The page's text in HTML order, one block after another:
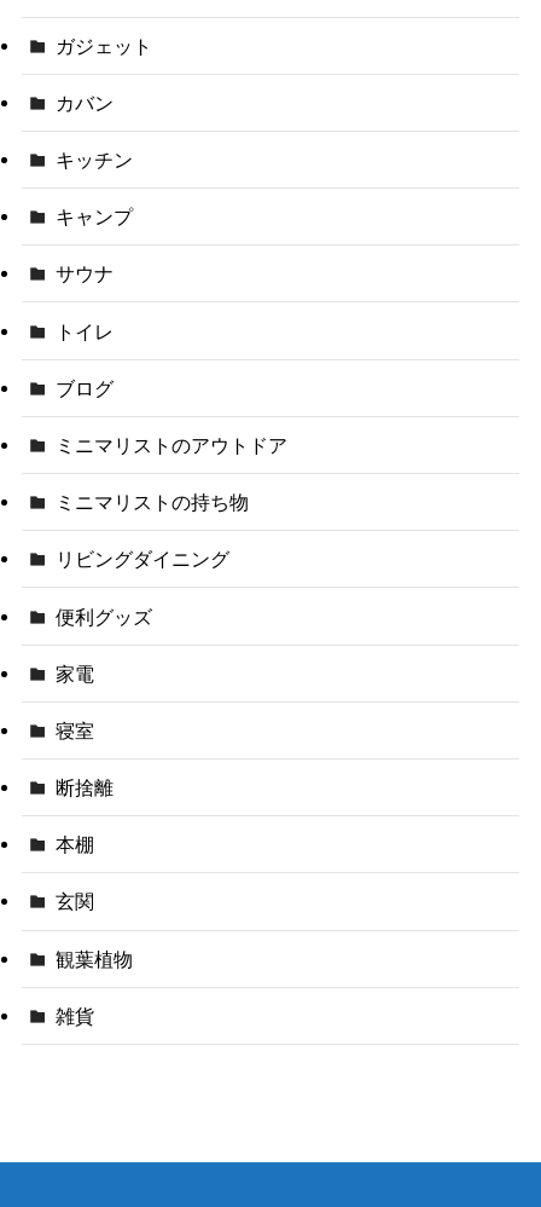
ガジェット
カバン
キッチン
キャンプ
サウナ
トイレ
ブログ
ミニマリストのアウトドア
ミニマリストの持ち物
リビングダイニング
便利グッズ
家電
寝室
断捨離
本棚
玄関
観葉植物
雑貨